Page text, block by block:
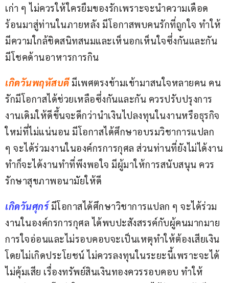
เก่า ๆ ไม่ควรให้ใครยืมของรักเพราะจะนำความเดือด
ร้อนมาสู่ท่านในภายหลัง มีโอกาสพบคนรักที่ถูกใจ ทำให้
มีความใกล้ชิดสนิทสนมและเห็นอกเห็นใจซึ่งกันและกัน
มีโชคด้านอาหารการกิน
เกิดวันพฤหัสบดี มีเพศตรงข้ามเข้ามาสนใจหลายคน คน
รักมีโอกาสได้ช่วยเหลือซึ่งกันและกัน ควรปรับปรุงการ
งานเดิมให้ดีขึ้นจะดีกว่านำเงินไปลงทุนในงานหรือธุรกิจ
ใหม่ที่ไม่แน่นอน มีโอกาสได้ศึกษาอบรมวิชาการแปลก
ๆ จะได้ร่วมงานในองค์กรการกุศล ส่วนท่านที่ยังไม่ได้งาน
ทำก็จะได้งานทำที่พึงพอใจ มีผู้มาให้การสนับสนุน ควร
รักษาสุขภาพอนามัยให้ดี
เกิดวันศุกร์ มีโอกาสได้ศึกษาวิชาการแปลก ๆ จะได้ร่วม
งานในองค์กรการกุศล ได้พบปะสังสรรค์กับผู้คนมากมาย
การใจอ่อนและไม่รอบคอบจะเป็นเหตุทำให้ต้องเสียเงิน
โดยไม่เกิดประโยชน์ ไม่ควรลงทุนในระยะนี้เพราะจะได้
ไม่คุ้มเสีย เรื่องทรัพย์สินเงินทองควรรอบคอบ ทำให้